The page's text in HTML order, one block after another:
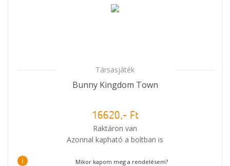
Társasjáték
Bunny Kingdom Town
16620,- Ft
Raktáron van
Azonnal kapható a boltban is
i Mikor kapom meg a rendelésem?